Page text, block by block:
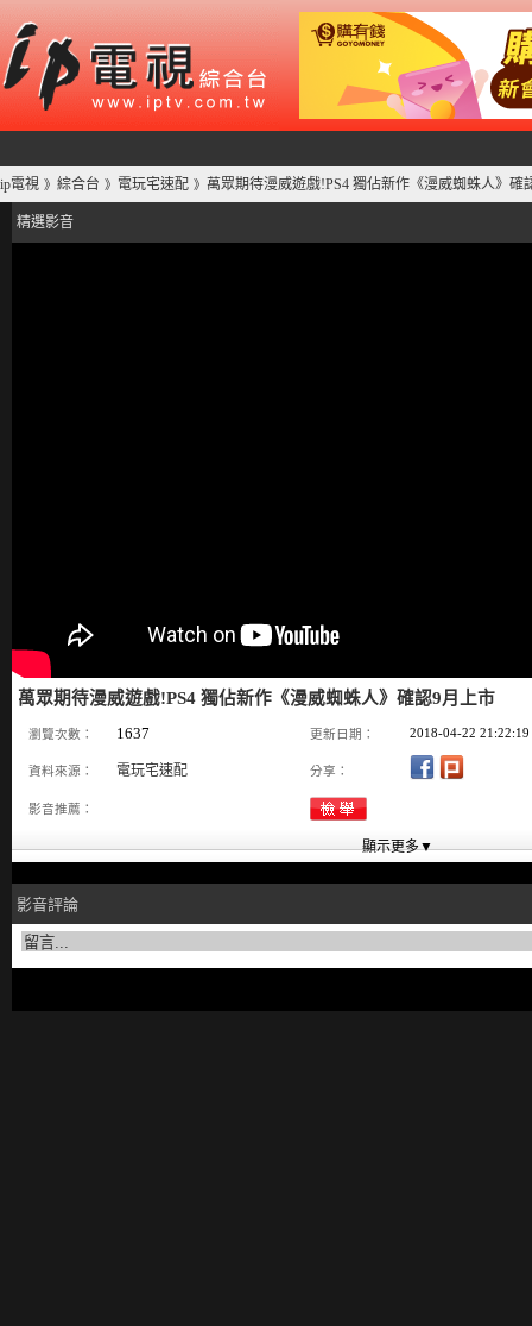
ip電視 》 綜合台 》 電玩宅速配 》 萬眾期待漫威遊戲!PS4 獨佔新作《漫威蜘蛛人》確
精選影音
萬眾期待漫威遊戲!PS4 獨佔新作《漫威蜘蛛人》確認9月上市
瀏覽次數： 1637 更新日期： 2018-04-22 21:22:19
資料來源： 電玩宅速配 分享：
影音推薦：
影音評論